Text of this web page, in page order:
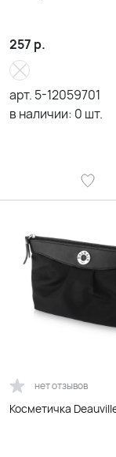
257 р.
арт. 5-12059701
в наличии: 0 шт.
нет отзывов
Косметичка